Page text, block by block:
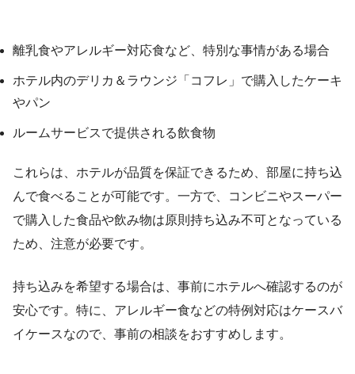
離乳食やアレルギー対応食など、特別な事情がある場合
ホテル内のデリカ＆ラウンジ「コフレ」で購入したケーキ
やパン
ルームサービスで提供される飲食物
これらは、ホテルが品質を保証できるため、部屋に持ち込
んで食べることが可能です。一方で、コンビニやスーパー
で購入した食品や飲み物は原則持ち込み不可となっている
ため、注意が必要です。
持ち込みを希望する場合は、事前にホテルへ確認するのが
安心です。特に、アレルギー食などの特例対応はケースバ
イケースなので、事前の相談をおすすめします。